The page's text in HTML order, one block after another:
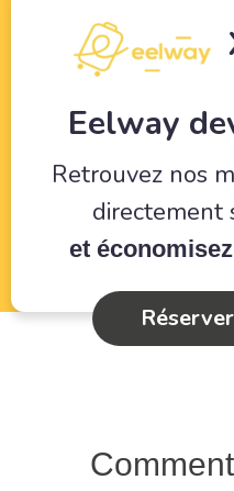
Eelway
Retrouvez nos
directement
et